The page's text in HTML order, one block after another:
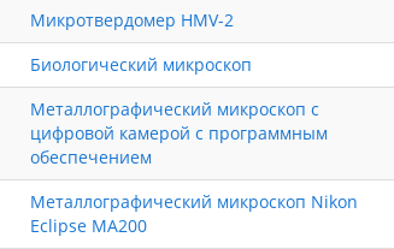
Микротвердомер HMV-2
Биологический микроскоп
Металлографический микроскоп с
цифровой камерой с программным
обеспечением
Металлографический микроскоп Nikon
Eclipse MA200